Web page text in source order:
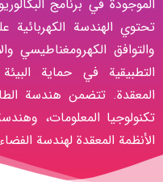
الموجودة في برنامج
تحتوي الهندسة الكهربائية
والتوافق الكهرومغناطيسي
التطبيقية في حماية البيئة
المعقدة. تتضمن هندسة
تكنولوجيا المعلومات،
الأنظمة المعقدة لهندسة